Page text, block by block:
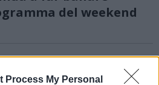
Process My Personal
del weekend